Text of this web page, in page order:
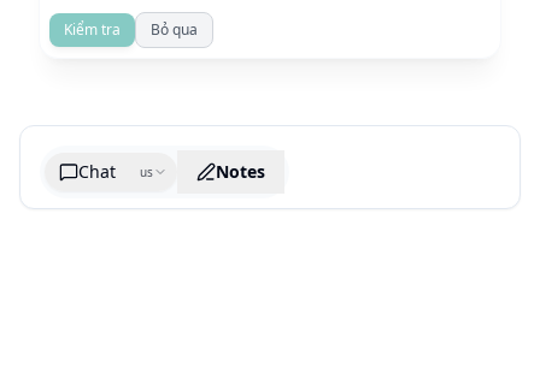
Kiểm tra Bỏ qua
Chat us Notes